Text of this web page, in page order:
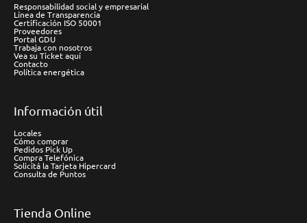
Responsabilidad social y empresarial
Línea de Transparencia
Certificación ISO 50001
Proveedores
Portal GDU
Trabaja con nosotros
Vea su Ticket aquí
Contacto
Política energética
Información útil
Locales
Cómo comprar
Pedidos Pick Up
Compra Telefónica
Solicitá la Tarjeta Hipercard
Consulta de Puntos
Tienda Online